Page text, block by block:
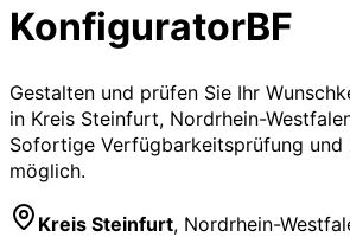
KonfiguratorBF
Gestalten und prüfen Sie Ihr
in Kreis Steinfurt, Nordrhein-
Sofortige Verfügbarkeitsprüfung und
möglich.
Kreis Steinfurt, Nordrhein-